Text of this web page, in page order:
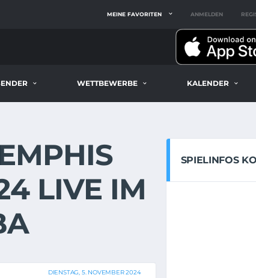
MEINE FAVORITEN ANMELDEN
WETTBEWERBE KALENDER
LIVE IM
DIENSTAG, 5. NOVEMBER 2024
SPIELINFOS